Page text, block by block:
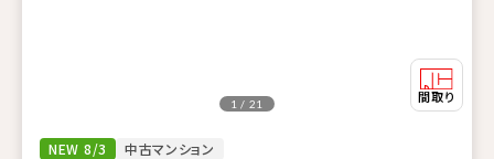
NEW 8/3 中古マンション
1 / 21